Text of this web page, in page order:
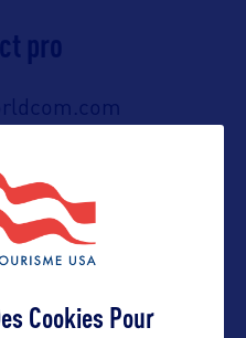
pro
public
Cookies Pour